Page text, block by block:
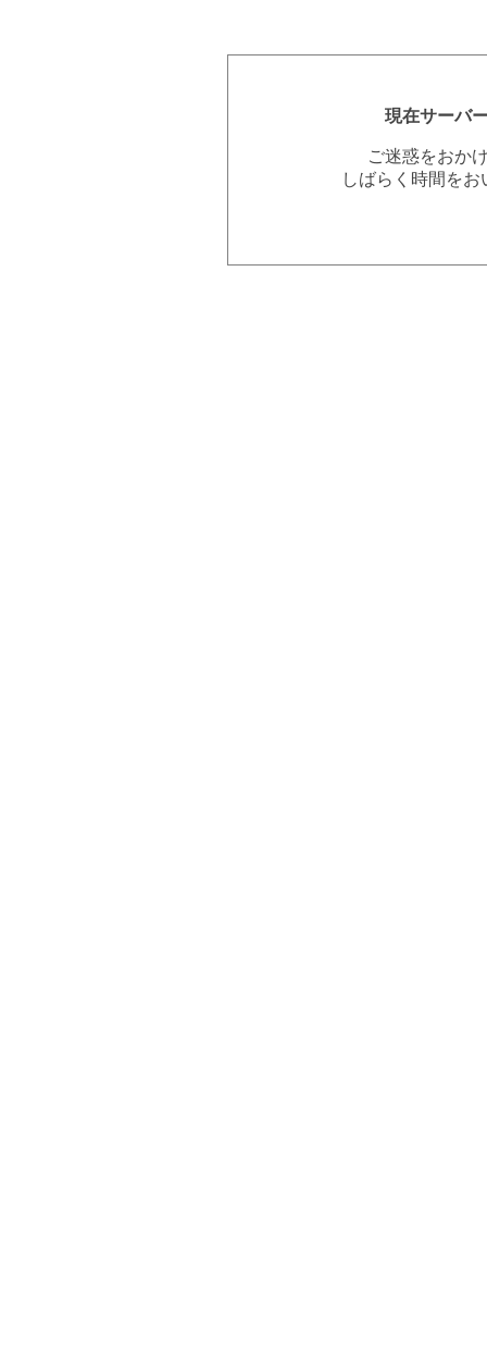
現在サーバ
ご迷惑をおか
しばらく時間を